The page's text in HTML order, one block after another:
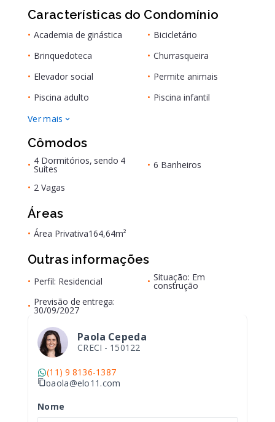
Características do Condomínio
• Academia de ginástica • Bicicletário
• Brinquedoteca • Churrasqueira
• Elevador social • Permite animais
• Piscina adulto • Piscina infantil
Ver mais
Cômodos
• 4 Dormitórios, sendo 4
Suítes • 6 Banheiros
• 2 Vagas
Áreas
• Área Privativa164,64m²
Outras informações
• Perfil: Residencial • Situação: Em
construção
• Previsão de entrega:
30/09/2027
Paola Cepeda
CRECI - 150122
(11) 9 8136-1387
paola@elo11.com
Nome